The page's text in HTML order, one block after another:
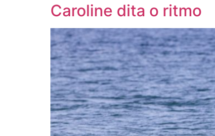
Caroline dita o ritmo